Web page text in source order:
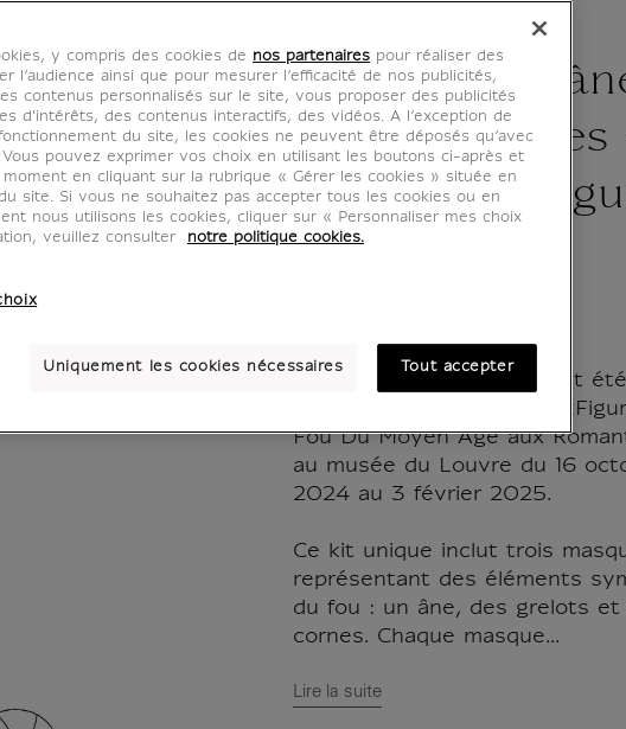
réutlisables,
grelots, cornes
Exposition
du Fou
Ces masques à colorier ont
l'occasion de l'exposition
Fou Du Moyen Âge aux
au musée du Louvre du 16
2024 au 3 février 2025.
Ce kit unique inclut trois
représentant des éléments
du fou : un âne, des grelots et
cornes. Chaque masque...
Lire la suite
y compris des cookies de nos partenaires pour réaliser des
l’audience ainsi que pour mesurer l’efficacité de nos publicités,
contenus personnalisés sur le site, vous proposer des publicités
d'intérêts, des contenus interactifs, des vidéos. A l’exception de
du site, les cookies ne peuvent être déposés qu’avec
pouvez exprimer vos choix en utilisant les boutons ci-après et
moment en cliquant sur la rubrique « Gérer les cookies » située en
site. Si vous ne souhaitez pas accepter tous les cookies ou en
nous utilisons les cookies, cliquer sur « Personnaliser mes choix
veuillez consulter
notre politique cookies.
Uniquement les cookies nécessaires Tout accepter